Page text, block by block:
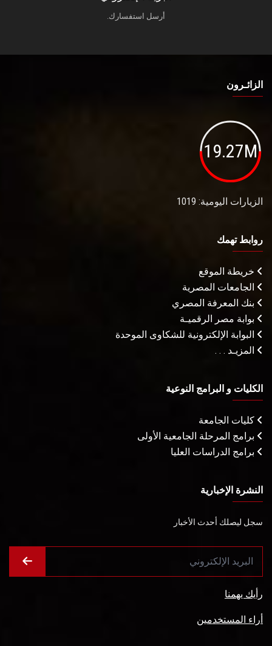
أرسل استفسارك.
الزائـرون
19.27M
الزيارات اليومية: 1019
روابط تهمك
خريطة الموقع
الجامعات المصرية
بنك المعرفة المصري
بوابة مصر الرقميـة
البوابة الإلكترونية للشكاوى الموحدة
المزيـد . . .
الكليات و البرامج النوعية
كليات الجامعة
برامج المرحلة الجامعية الأولى
برامج الدراسات العليا
النشرة الإخبارية
سجل ليصلك أحدث الأخبار
رأيك يهمنا
أراء المستخدمين